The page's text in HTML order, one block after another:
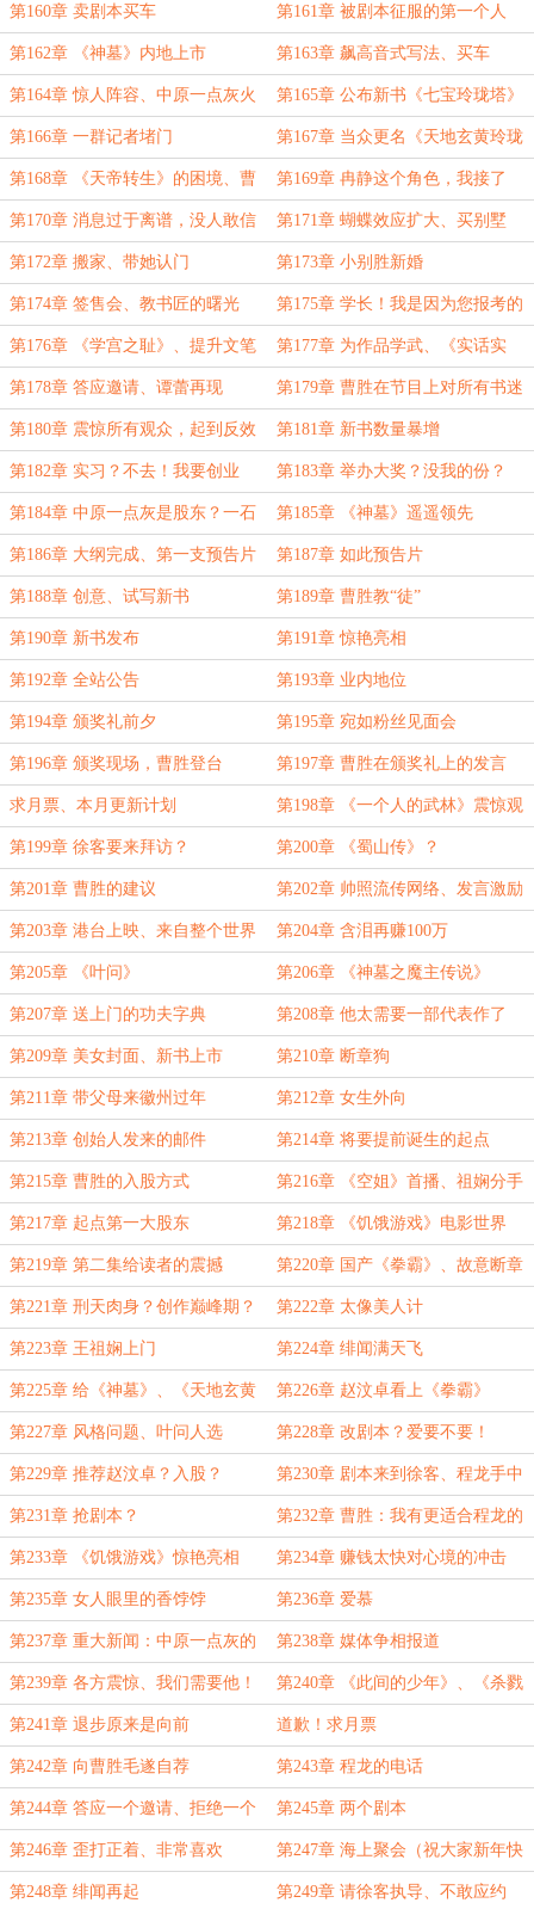
帝转生》发表
第160章 卖剧本买车 第161章 被剧本征服的第一个人
第162章 《神墓》内地上市 第163章 飙高音式写法、买车
第164章 惊人阵容、中原一点灰火
了
第165章 公布新书《七宝玲珑塔》
第166章 一群记者堵门 第167章 当众更名《天地玄黄玲珑
塔》
第168章 《天帝转生》的困境、曹
胜的邮件
第169章 冉静这个角色，我接了
第170章 消息过于离谱，没人敢信 第171章 蝴蝶效应扩大、买别墅
第172章 搬家、带她认门 第173章 小别胜新婚
第174章 签售会、教书匠的曙光 第175章 学长！我是因为您报考的
这所学校
第176章 《学宫之耻》、提升文笔
的方法
第177章 为作品学武、《实话实
说》发来邀请
第178章 答应邀请、谭蕾再现 第179章 曹胜在节目上对所有书迷
的忠告
第180章 震惊所有观众，起到反效
果？
第181章 新书数量暴增
第182章 实习？不去！我要创业 第183章 举办大奖？没我的份？
第184章 中原一点灰是股东？一石
激起千层浪
第185章 《神墓》遥遥领先
第186章 大纲完成、第一支预告片
播出
第187章 如此预告片
第188章 创意、试写新书 第189章 曹胜教“徒”
第190章 新书发布 第191章 惊艳亮相
第192章 全站公告 第193章 业内地位
第194章 颁奖礼前夕 第195章 宛如粉丝见面会
第196章 颁奖现场，曹胜登台 第197章 曹胜在颁奖礼上的发言
求月票、本月更新计划 第198章 《一个人的武林》震惊观
众
第199章 徐客要来拜访？ 第200章 《蜀山传》？
第201章 曹胜的建议 第202章 帅照流传网络、发言激励
人心
第203章 港台上映、来自整个世界
的恶意
第204章 含泪再赚100万
第205章 《叶问》 第206章 《神墓之魔主传说》
第207章 送上门的功夫字典 第208章 他太需要一部代表作了
第209章 美女封面、新书上市 第210章 断章狗
第211章 带父母来徽州过年 第212章 女生外向
第213章 创始人发来的邮件 第214章 将要提前诞生的起点
第215章 曹胜的入股方式 第216章 《空姐》首播、祖娴分手
第217章 起点第一大股东 第218章 《饥饿游戏》电影世界
第219章 第二集给读者的震撼 第220章 国产《拳霸》、故意断章
第221章 刑天肉身？创作巅峰期？ 第222章 太像美人计
第223章 王祖娴上门 第224章 绯闻满天飞
第225章 给《神墓》、《天地玄黄
玲珑塔》挑刺
第226章 赵汶卓看上《拳霸》
第227章 风格问题、叶问人选 第228章 改剧本？爱要不要！
第229章 推荐赵汶卓？入股？ 第230章 剧本来到徐客、程龙手中
第231章 抢剧本？ 第232章 曹胜：我有更适合程龙的
剧本
第233章 《饥饿游戏》惊艳亮相 第234章 赚钱太快对心境的冲击
第235章 女人眼里的香饽饽 第236章 爱慕
第237章 重大新闻：中原一点灰的
四个剧本
第238章 媒体争相报道
第239章 各方震惊、我们需要他！ 第240章 《此间的少年》、《杀戮
都市》
第241章 退步原来是向前 道歉！求月票
第242章 向曹胜毛遂自荐 第243章 程龙的电话
第244章 答应一个邀请、拒绝一个
邀请
第245章 两个剧本
第246章 歪打正着、非常喜欢 第247章 海上聚会（祝大家新年快
乐）
第248章 绯闻再起 第249章 请徐客执导、不敢应约